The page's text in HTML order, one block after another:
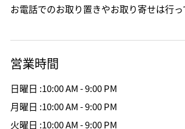
お電話でのお取り置きやお取り寄せは行
営業時間
日曜日 :10:00 AM - 9:00 PM
月曜日 :10:00 AM - 9:00 PM
火曜日 :10:00 AM - 9:00 PM